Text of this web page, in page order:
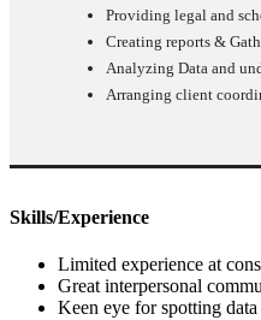
Providing legal and
Creating reports &
Analyzing Data and
Arranging client
Skills/Experience
Limited experience at
Great interpersonal
Keen eye for spotting data